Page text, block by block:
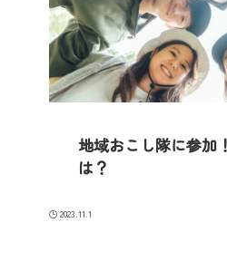
地域おこし隊に参加
は？
2023.11.1